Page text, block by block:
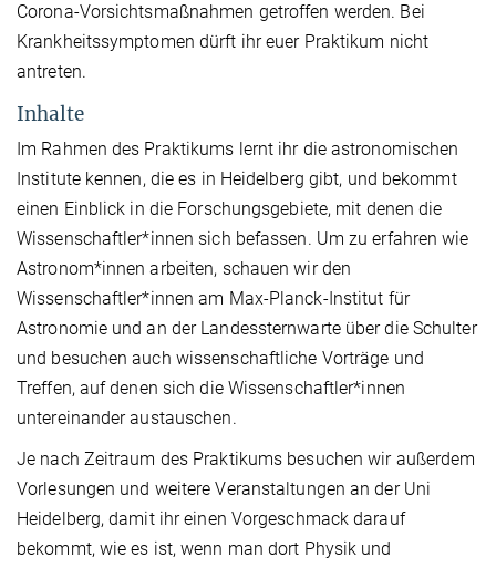
Corona-Vorsichtsmaßnahmen getroffen werden. Bei
Krankheitssymptomen dürft ihr euer Praktikum nicht
antreten.
Inhalte
Im Rahmen des Praktikums lernt ihr die astronomischen
Institute kennen, die es in Heidelberg gibt, und bekommt
einen Einblick in die Forschungsgebiete, mit denen die
Wissenschaftler*innen sich befassen. Um zu erfahren wie
Astronom*innen arbeiten, schauen wir den
Wissenschaftler*innen am Max-Planck-Institut für
Astronomie und an der Landessternwarte über die Schulter
und besuchen auch wissenschaftliche Vorträge und
Treffen, auf denen sich die Wissenschaftler*innen
untereinander austauschen.
Je nach Zeitraum des Praktikums besuchen wir außerdem
Vorlesungen und weitere Veranstaltungen an der Uni
Heidelberg, damit ihr einen Vorgeschmack darauf
bekommt, wie es ist, wenn man dort Physik und